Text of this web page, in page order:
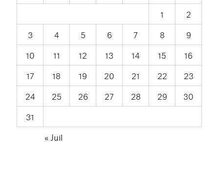
1
2
3
4 5 6 7 8
9
10
11 12 13 14 15
16
17
18 19 20 21 22
23
24
25 26 27 28 29
30
31
« Juil